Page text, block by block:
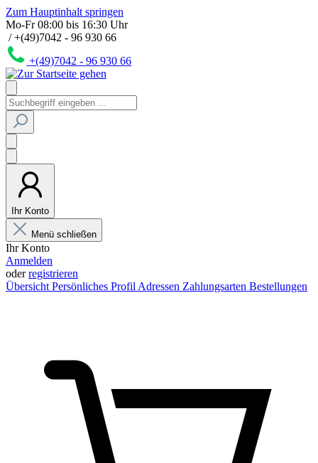
Zum Hauptinhalt springen
Mo-Fr 08:00 bis 16:30 Uhr
/ +(49)7042 - 96 930 66
+(49)7042 - 96 930 66
Ihr Konto
Menü schließen
Ihr Konto
Anmelden
oderregistrieren
Übersicht Persönliches Profil Adressen Zahlungsarten Bestellungen